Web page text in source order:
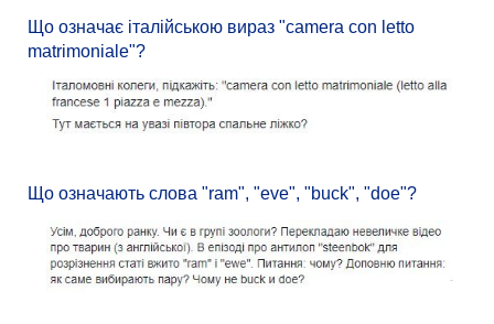
Що означає італійською вираз "camera con letto
matrimoniale"?
Що означають слова "ram", "eve", "buck", "doe"?